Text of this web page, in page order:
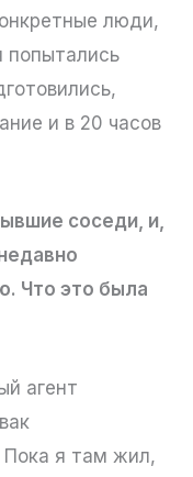
люди,
попытались
и в 20 часов
соседи, и,
Что это была
агент
Пока я там жил,